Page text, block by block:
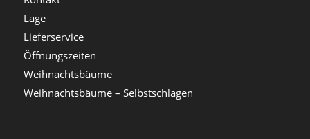
Lage
Lieferservice
Öffnungszeiten
Weihnachtsbäume
Weihnachtsbäume – Selbstschlagen